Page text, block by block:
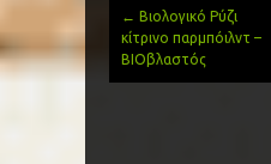
Post
navigation
← Βιολογικό Ρύζι
κίτρινο παρμπόιλντ –
ΒΙΟβλαστός